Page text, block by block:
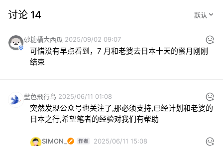
讨论 14
砂糖橘大西瓜 2025/09/02 09:07
可惜没有早点看到，7 月和老婆去日本十天的蜜月刚刚
结束
藍色飛行鸟 2025/06/11 01:08
突然发现公众号也关注了,那必须支持,已经计划和老婆的
日本之行,希望笔者的经验对我们有帮助
SIMON_ 2025/06/11 15:08